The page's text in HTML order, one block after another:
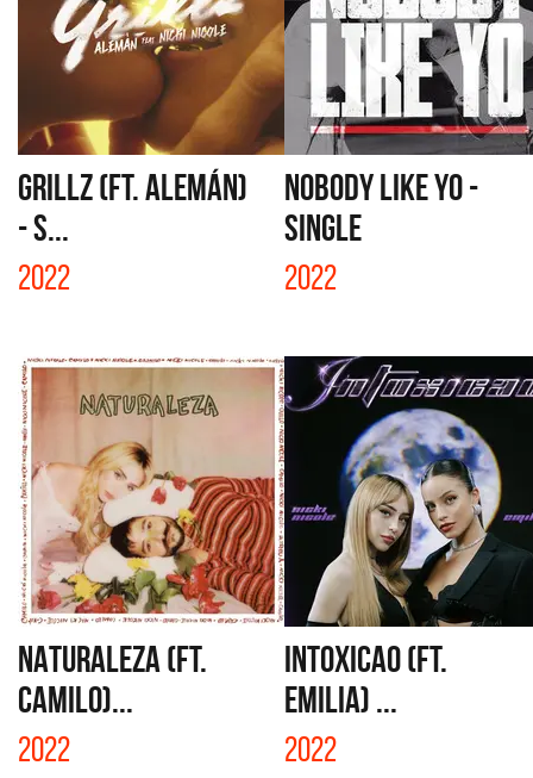
GRILLZ (FT. ALEMÁN)
- S...
2022
NOBODY LIKE YO -
SINGLE
2022
NATURALEZA (FT.
CAMILO)...
2022
INTOXICAO (FT.
EMILIA) ...
2022